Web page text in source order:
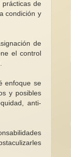
de
condición y
de
el control
enfoque se
y posibles
anti-
activismo de
y Política de las
y liderada por
realizó...